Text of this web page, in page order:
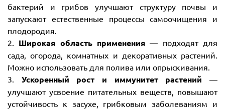
бактерий и грибов улучшают структуру почвы и
запускают естественные процессы самоочищения и
плодородия.
2. Широкая область применения — подходят для
сада, огорода, комнатных и декоративных растений.
Можно использовать для полива или опрыскивания.
3. Ускоренный рост и иммунитет растений —
улучшают усвоение питательных веществ, повышают
устойчивость к засухе, грибковым заболеваниям и